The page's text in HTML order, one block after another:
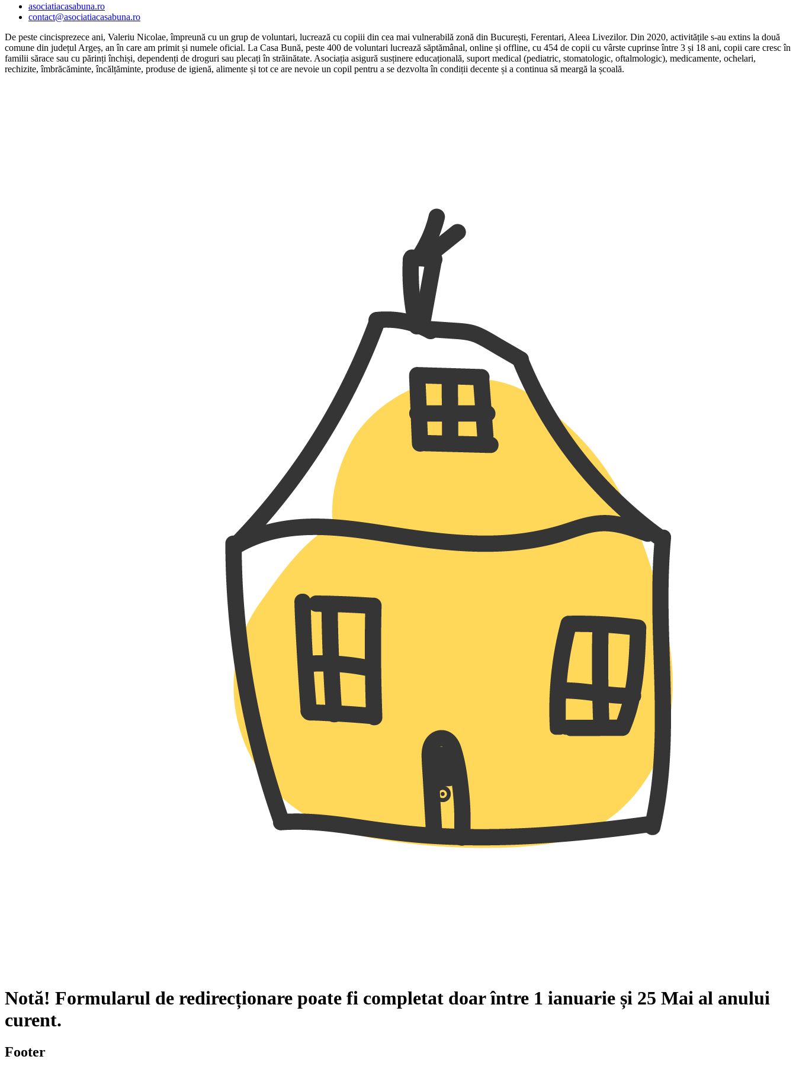
asociatiacasabuna.ro
contact@asociatiacasabuna.ro
De peste cincisprezece ani, Valeriu Nicolae, împreună cu un grup de voluntari, lucrează cu copiii din cea mai vulnerabilă zonă din București, Ferentari, Aleea Livezilor. Din 2020, activitățile s-au extins la două
comune din județul Argeș, an în care am primit și numele oficial. La Casa Bună, peste 400 de voluntari lucrează săptămânal, online și offline, cu 454 de copii cu vârste cuprinse între 3 și 18 ani, copii care cresc în
familii sărace sau cu părinți închiși, dependenți de droguri sau plecați în străinătate. Asociația asigură susținere educațională, suport medical (pediatric, stomatologic, oftalmologic), medicamente, ochelari,
rechizite, îmbrăcăminte, încălțăminte, produse de igienă, alimente și tot ce are nevoie un copil pentru a se dezvolta în condiții decente și a continua să meargă la școală.
Notă! Formularul de redirecționare poate fi completat doar între 1 ianuarie și 25 Mai al anului
curent.
Footer